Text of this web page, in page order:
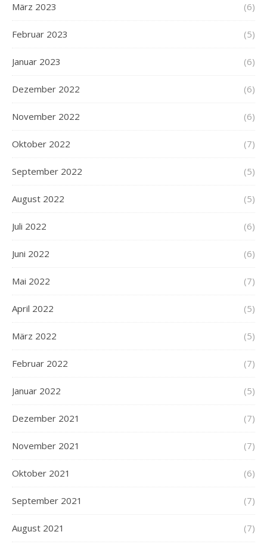
März 2023 (6)
Februar 2023 (5)
Januar 2023 (6)
Dezember 2022 (6)
November 2022 (6)
Oktober 2022 (7)
September 2022 (5)
August 2022 (5)
Juli 2022 (6)
Juni 2022 (6)
Mai 2022 (7)
April 2022 (5)
März 2022 (5)
Februar 2022 (7)
Januar 2022 (5)
Dezember 2021 (7)
November 2021 (7)
Oktober 2021 (6)
September 2021 (7)
August 2021 (7)